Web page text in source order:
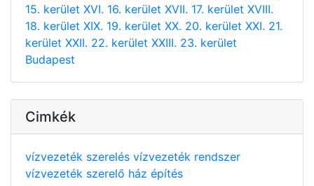
15. kerület XVI. 16. kerület XVII. 17. kerület XVIII.
18. kerület XIX. 19. kerület XX. 20. kerület XXI. 21.
kerület XXII. 22. kerület XXIII. 23. kerület
Budapest
Cimkék
vízvezeték szerelés vízvezeték rendszer
vízvezeték szerelő ház építés